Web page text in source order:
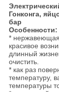
Гонконга,
бар
Особенности:
* нержавеющая
красивое
длинный
очистить.
* как раз
температуру,
температуры